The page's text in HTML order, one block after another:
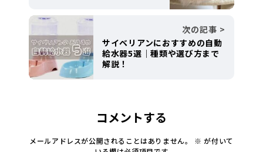
次の記事
サイベリアンにおすすめの自動
給水器5選｜種類や選び方まで
解説！
コメントする
メールアドレスが公開されることはありません。 ※ が付いて